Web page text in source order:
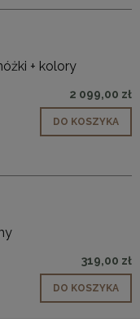
+ kolory
2 099,00 zł
DO KOSZYKA
319,00 zł
DO KOSZYKA